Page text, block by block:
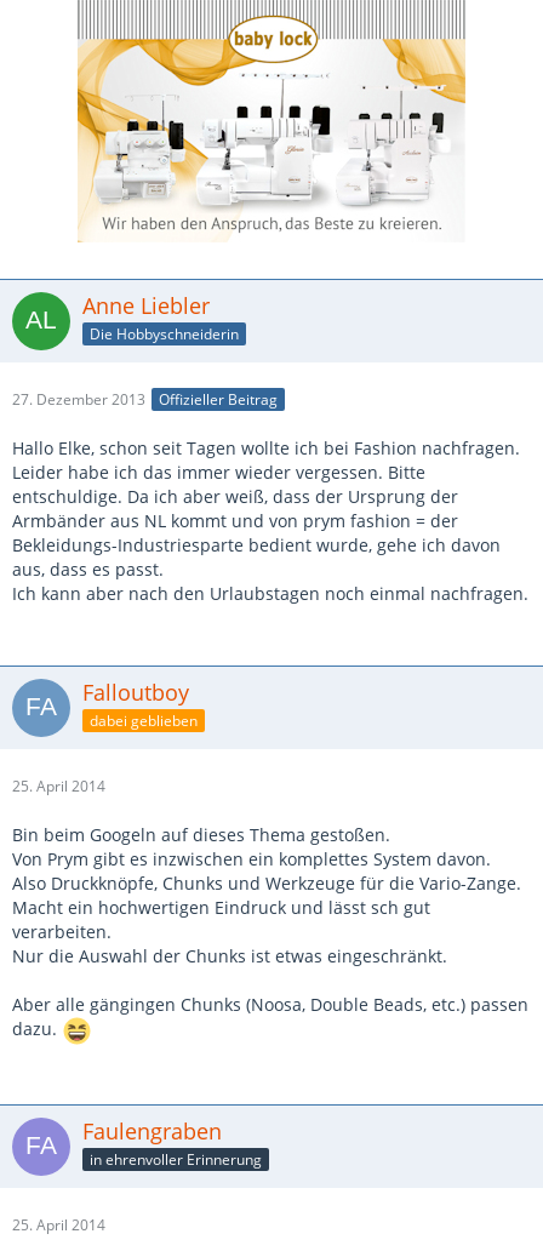
Anne Liebler
Die Hobbyschneiderin
27. Dezember 2013 Offizieller Beitrag
Hallo Elke, schon seit Tagen wollte ich bei Fashion nachfragen.
Leider habe ich das immer wieder vergessen. Bitte
entschuldige. Da ich aber weiß, dass der Ursprung der
Armbänder aus NL kommt und von prym fashion = der
Bekleidungs-Industriesparte bedient wurde, gehe ich davon
aus, dass es passt.
Ich kann aber nach den Urlaubstagen noch einmal nachfragen.
Falloutboy
dabei geblieben
25. April 2014
Bin beim Googeln auf dieses Thema gestoßen.
Von Prym gibt es inzwischen ein komplettes System davon.
Also Druckknöpfe, Chunks und Werkzeuge für die Vario-Zange.
Macht ein hochwertigen Eindruck und lässt sch gut
verarbeiten.
Nur die Auswahl der Chunks ist etwas eingeschränkt.
Aber alle gängingen Chunks (Noosa, Double Beads, etc.) passen
dazu.
Faulengraben
in ehrenvoller Erinnerung
25. April 2014